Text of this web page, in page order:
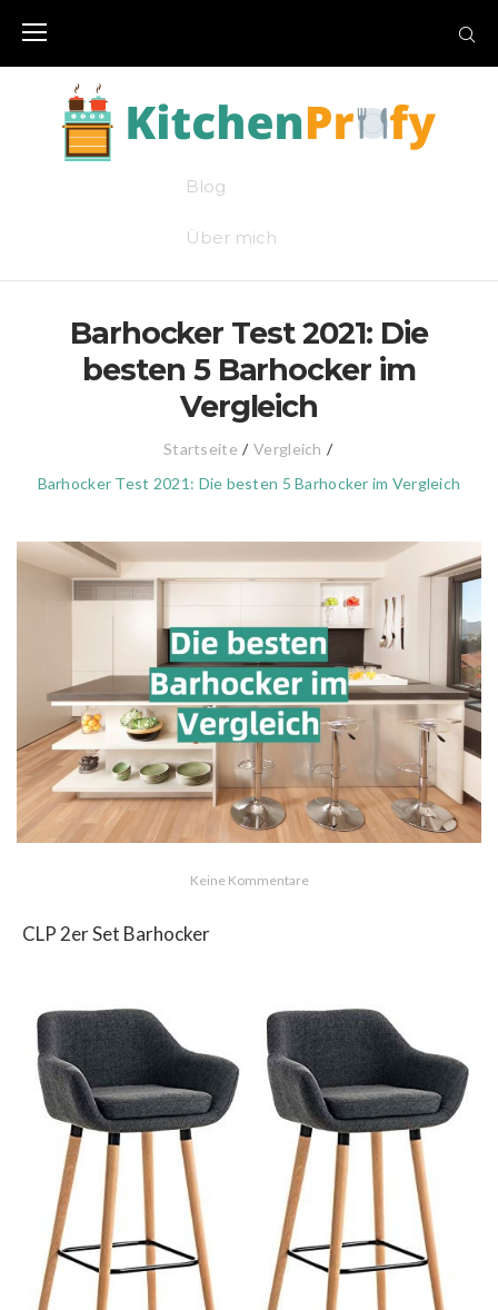
Blog
Über mich
Barhocker Test 2021: Die
besten 5 Barhocker im
Vergleich
Startseite / Vergleich /
Barhocker Test 2021: Die besten 5 Barhocker im Vergleich
Keine Kommentare
CLP 2er Set Barhocker